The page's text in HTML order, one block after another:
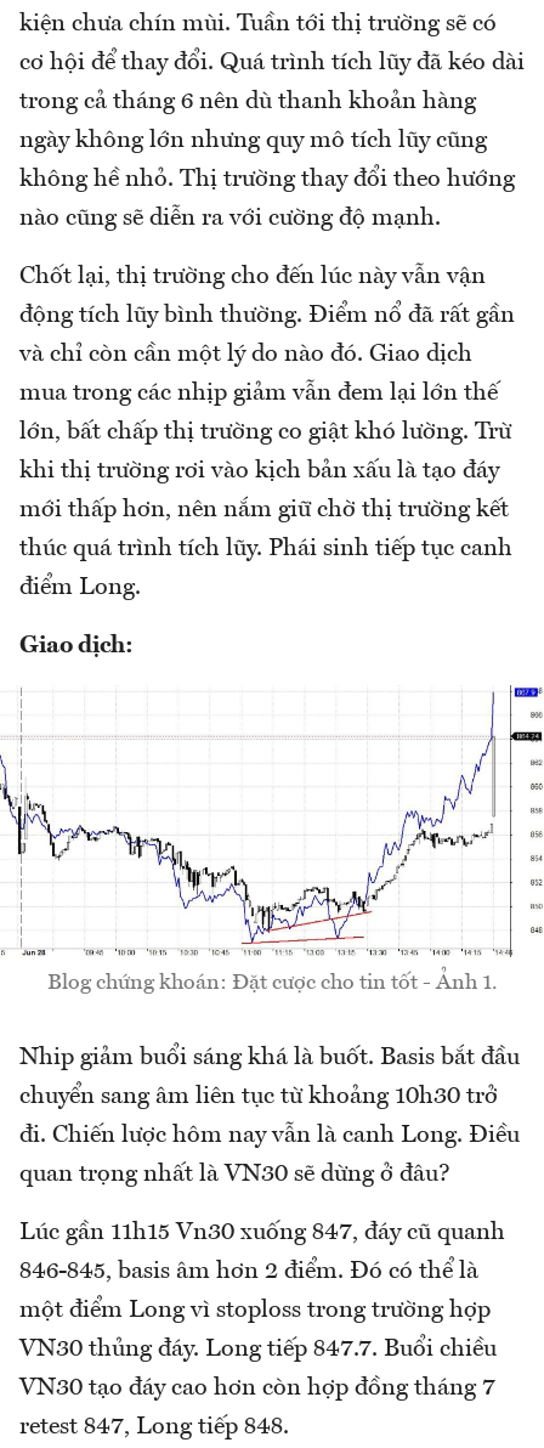
kiện chưa chín mùi. Tuần tới thị trường sẽ có
cơ hội để thay đổi. Quá trình tích lũy đã kéo dài
trong cả tháng 6 nên dù thanh khoản hàng
ngày không lớn nhưng quy mô tích lũy cũng
không hề nhỏ. Thị trường thay đổi theo hướng
nào cũng sẽ diễn ra với cường độ mạnh.
Chốt lại, thị trường cho đến lúc này vẫn vận
động tích lũy bình thường. Điểm nổ đã rất gần
và chỉ còn cần một lý do nào đó. Giao dịch
mua trong các nhịp giảm vẫn đem lại lớn thế
lớn, bất chấp thị trường co giật khó lường. Trừ
khi thị trường rơi vào kịch bản xấu là tạo đáy
mới thấp hơn, nên nắm giữ chờ thị trường kết
thúc quá trình tích lũy. Phái sinh tiếp tục canh
điểm Long.
Giao dịch:
Blog chứng khoán: Đặt cược cho tin tốt - Ảnh 1.
Nhip giảm buổi sáng khá là buốt. Basis bắt đầu
chuyển sang âm liên tục từ khoảng 10h30 trở
đi. Chiến lược hôm nay vẫn là canh Long. Điều
quan trọng nhất là VN30 sẽ dừng ở đâu?
Lúc gần 11h15 Vn30 xuống 847, đáy cũ quanh
846-845, basis âm hơn 2 điểm. Đó có thể là
một điểm Long vì stoploss trong trường hợp
VN30 thủng đáy. Long tiếp 847.7. Buổi chiều
VN30 tạo đáy cao hơn còn hợp đồng tháng 7
retest 847, Long tiếp 848.